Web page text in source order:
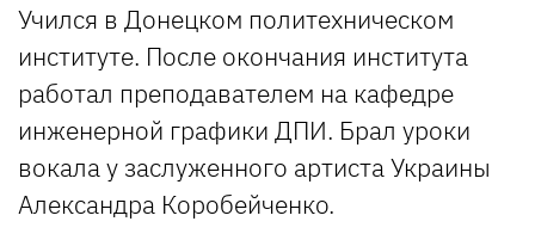
Учился в Донецком политехническом
институте. После окончания института
работал преподавателем на кафедре
инженерной графики ДПИ. Брал уроки
вокала у заслуженного артиста Украины
Александра Коробейченко.